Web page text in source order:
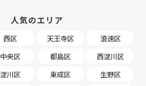
人気のエリア
西区 天王寺区
浪速区
中央区 都島区
西淀川区
淀川区 東成区
生野区